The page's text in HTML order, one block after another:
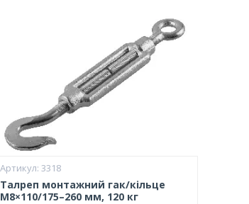
3318
Талреп монтажний гак/кільце
М8×110/175–260 мм, 120 кг